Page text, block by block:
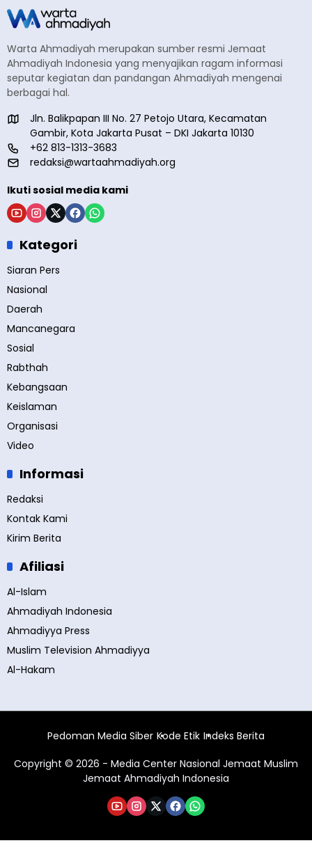
Warta Ahmadiyah merupakan sumber resmi Jemaat
Ahmadiyah Indonesia yang menyajikan ragam informasi
seputar kegiatan dan pandangan Ahmadiyah mengenai
berbagai hal.
Jln. Balikpapan III No. 27 Petojo Utara, Kecamatan
Gambir, Kota Jakarta Pusat – DKI Jakarta 10130
+62 813-1313-3683
redaksi@wartaahmadiyah.org
Ikuti sosial media kami
Kategori
Siaran Pers
Nasional
Daerah
Mancanegara
Sosial
Rabthah
Kebangsaan
Keislaman
Organisasi
Video
Informasi
Redaksi
Kontak Kami
Kirim Berita
Afiliasi
Al-Islam
Ahmadiyah Indonesia
Ahmadiyya Press
Muslim Television Ahmadiyya
Al-Hakam
Pedoman Media Siber Kode Etik Indeks Berita
Copyright © 2026 - Media Center Nasional Jemaat Muslim
Jemaat Ahmadiyah Indonesia